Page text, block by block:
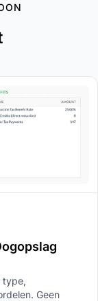
type,
Geen